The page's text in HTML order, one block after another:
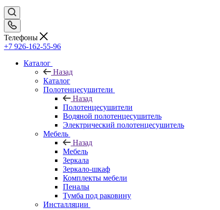
Телефоны
+7 926-162-55-96
Каталог
Назад
Каталог
Полотенцесушители
Назад
Полотенцесушители
Водяной полотенцесушитель
Электрический полотенцесушитель
Мебель
Назад
Мебель
Зеркала
Зеркало-шкаф
Комплекты мебели
Пеналы
Тумба под раковину
Инсталляции